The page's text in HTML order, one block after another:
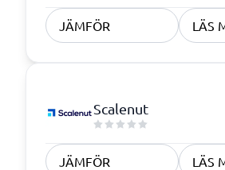
JÄMFÖR LÄS
Scalenut
JÄMFÖR LÄS